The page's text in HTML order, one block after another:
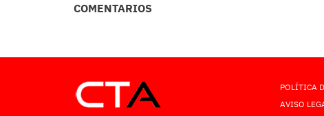
COMENTARIOS
POLÍTICA
AVISO